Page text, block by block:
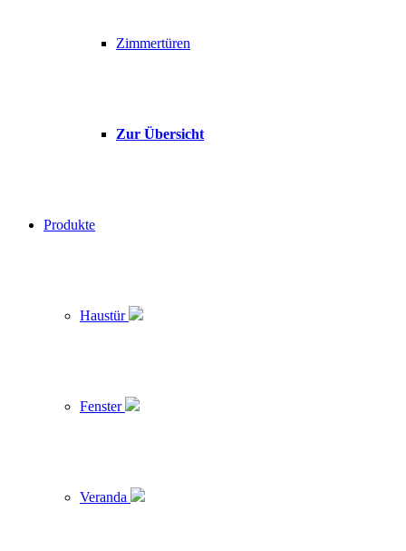
Zimmertüren
Zur Übersicht
Produkte
Haustür
Fenster
Veranda